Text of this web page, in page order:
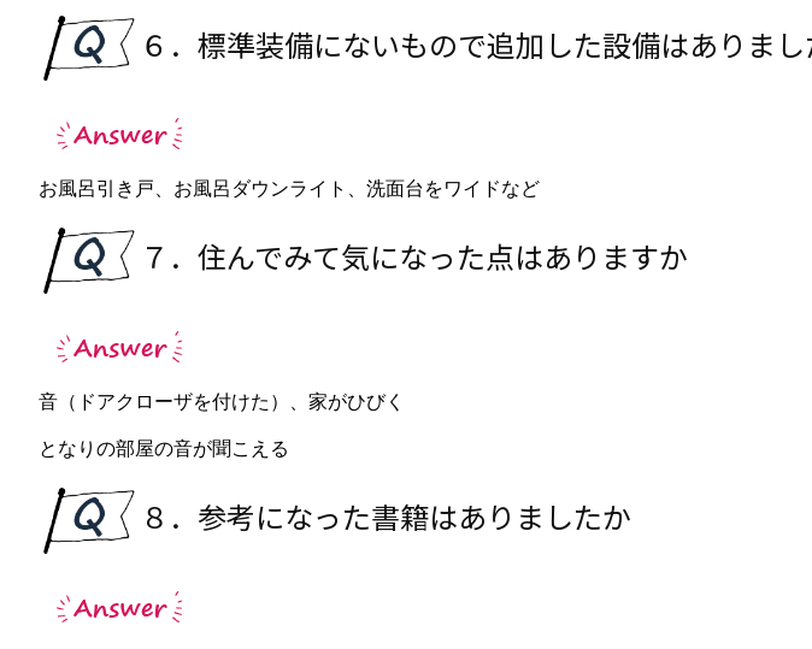
６．標準装備にないもので追加した設備はありま
お風呂引き戸、お風呂ダウンライト、洗面台をワイドなど
７．住んでみて気になった点はありますか
音（ドアクローザを付けた）、家がひびく
となりの部屋の音が聞こえる
８．参考になった書籍はありましたか